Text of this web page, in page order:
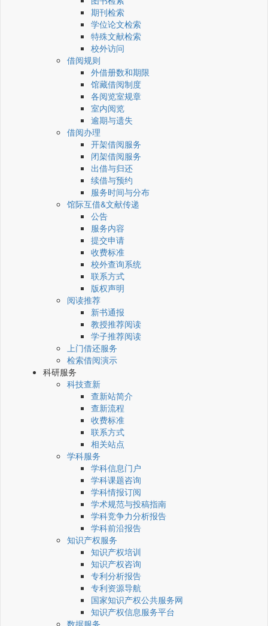
期刊检索
学位论文检索
特殊文献检索
校外访问
借阅规则
外借册数和期限
馆藏借阅制度
各阅览室规章
室内阅览
逾期与遗失
借阅办理
开架借阅服务
闭架借阅服务
出借与归还
续借与预约
服务时间与分布
馆际互借&文献传递
公告
服务内容
提交申请
收费标准
校外查询系统
联系方式
版权声明
阅读推荐
新书通报
教授推荐阅读
学子推荐阅读
上门借还服务
检索借阅演示
科研服务
科技查新
查新站简介
查新流程
收费标准
联系方式
相关站点
学科服务
学科信息门户
学科课题咨询
学科情报订阅
学术规范与投稿指南
学科竞争力分析报告
学科前沿报告
知识产权服务
知识产权培训
知识产权咨询
专利分析报告
专利资源导航
国家知识产权公共服务网
知识产权信息服务平台